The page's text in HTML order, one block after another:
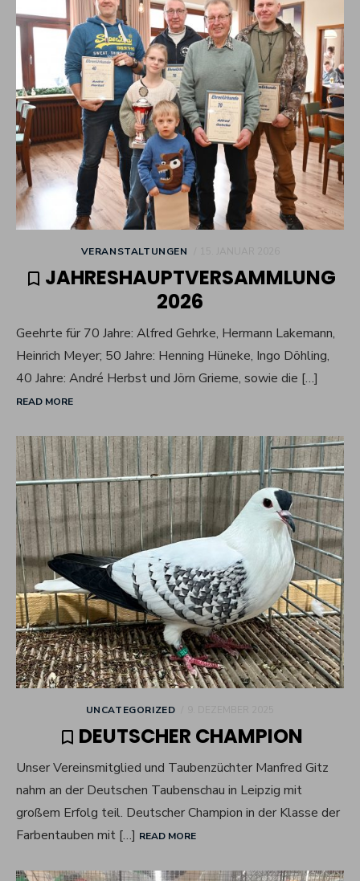
VERANSTALTUNGEN
JAHRESHAUPTVERSAMMLUNG
2026
Geehrte für 70 Jahre: Alfred Gehrke, Hermann Lakemann,
Heinrich Meyer; 50 Jahre: Henning Hüneke, Ingo Döhling,
40 Jahre: André Herbst und Jörn Grieme, sowie die […]
READ MORE
UNCATEGORIZED
DEUTSCHER CHAMPION
Unser Vereinsmitglied und Taubenzüchter Manfred Gitz
nahm an der Deutschen Taubenschau in Leipzig mit
großem Erfolg teil. Deutscher Champion in der Klasse der
Farbentauben mit […] READ MORE